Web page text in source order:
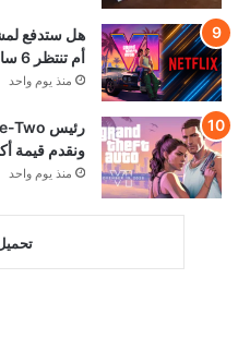
أم تنتظر 6 ساعات لمشاهدته مجاناً؟
منذ يوم واحد
ونقدم قيمة أكبر
منذ يوم واحد